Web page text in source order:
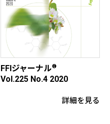
FFIジャーナル®
Vol.225 No.4 2020
詳細を見る